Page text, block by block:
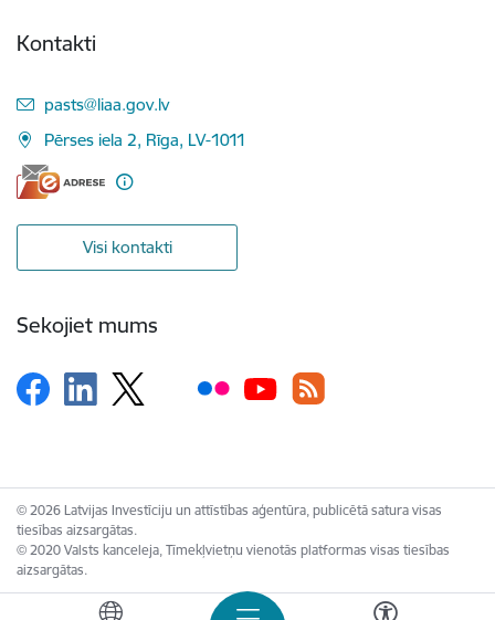
Kontakti
E-pasts:
pasts@liaa.gov.lv
Pērses iela 2, Rīga, LV-1011
Visi kontakti
Sekojiet mums
© 2026 Latvijas Investīciju un attīstības aģentūra, publicētā satura visas
tiesības aizsargātas.
© 2020 Valsts kanceleja, Tīmekļvietņu vienotās platformas visas tiesības
aizsargātas.